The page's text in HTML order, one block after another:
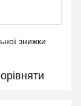
знижки